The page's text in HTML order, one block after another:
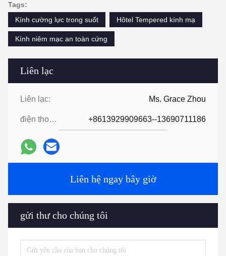
Liên lạc
Liên lạc: Ms. Grace Zhou
điện thoại: +8613929909663--13690711186
Liên hệ ngay bây giờ
gửi thư cho chúng tôi
Tags:
Kính cường lực trong suốt
Hôtel Tempered kính mạ
Kính niêm mạc an toàn cứng